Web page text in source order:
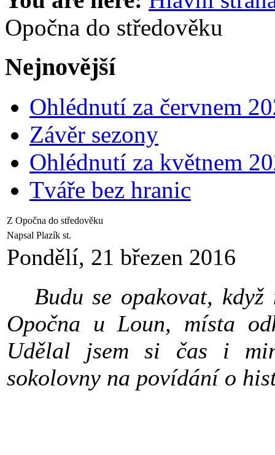
Opočna do středověku
Nejnovější
Ohlédnutí za červnem
Závěr sezony
Ohlédnutí za květnem
Tváře bez hranic
Z Opočna do středověku
Napsal Plazík st.
Pondělí, 21 březen 2016
Budu se opakovat, když
Opočna u Loun, místa
Udělal jsem si čas i
sokolovny na povídání o